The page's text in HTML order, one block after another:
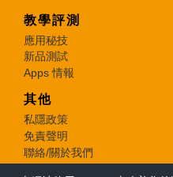
教學評測
應用秘技
新品測試
Apps 情報
其他
私隱政策
免責聲明
聯絡/關於我們